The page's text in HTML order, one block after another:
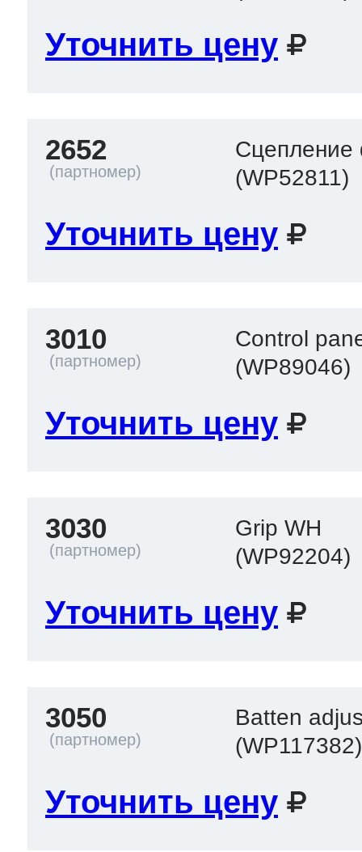
Уточнить цену
2652
Сцепление
(WP52811)
Уточнить цену
3010
Control
(WP89046)
Уточнить цену
3030
Grip WH
(WP92204)
Уточнить цену
3050
Batten
(WP117382)
Уточнить цену